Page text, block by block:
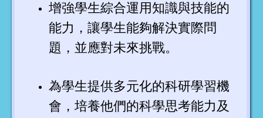
增強學生綜合運用知識與技能的
能力，讓學生能夠解決實際問
題，並應對未來挑戰。
為學生提供多元化的科研學習機
會，培養他們的科學思考能力及